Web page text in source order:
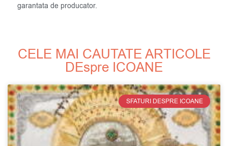
garantata de producator.
CELE MAI CAUTATE ARTICOLE
DEspre ICOANE
SFATURI DESPRE ICOANE